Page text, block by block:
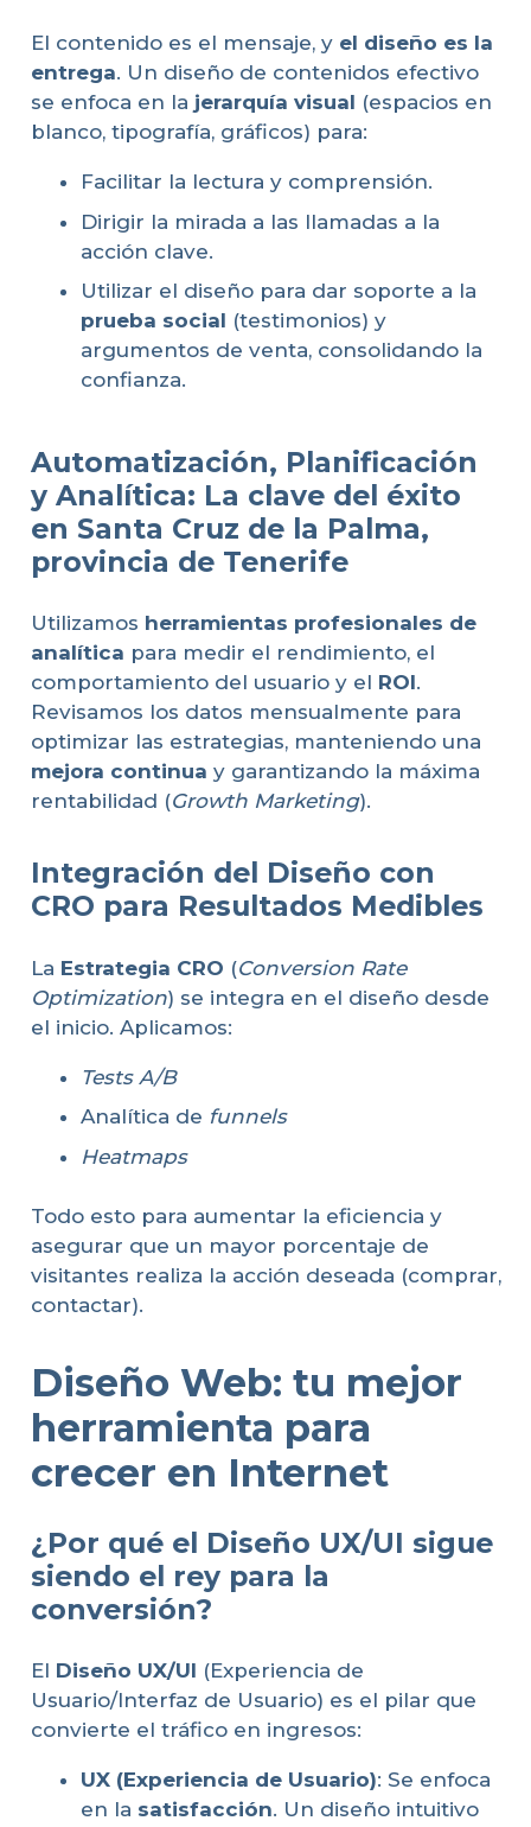
El contenido es el mensaje, y el diseño es la
entrega. Un diseño de contenidos efectivo
se enfoca en la jerarquía visual (espacios en
blanco, tipografía, gráficos) para:
Facilitar la lectura y comprensión.
Dirigir la mirada a las llamadas a la
acción clave.
Utilizar el diseño para dar soporte a la
prueba social (testimonios) y
argumentos de venta, consolidando la
confianza.
Automatización, Planificación
y Analítica: La clave del éxito
en Santa Cruz de la Palma,
provincia de Tenerife
Utilizamos herramientas profesionales de
analítica para medir el rendimiento, el
comportamiento del usuario y el ROI.
Revisamos los datos mensualmente para
optimizar las estrategias, manteniendo una
mejora continua y garantizando la máxima
rentabilidad (Growth Marketing).
Integración del Diseño con
CRO para Resultados Medibles
La Estrategia CRO (Conversion Rate
Optimization) se integra en el diseño desde
el inicio. Aplicamos:
Tests A/B
Analítica de funnels
Heatmaps
Todo esto para aumentar la eficiencia y
asegurar que un mayor porcentaje de
visitantes realiza la acción deseada (comprar,
contactar).
Diseño Web: tu mejor
herramienta para
crecer en Internet
¿Por qué el Diseño UX/UI sigue
siendo el rey para la
conversión?
El Diseño UX/UI (Experiencia de
Usuario/Interfaz de Usuario) es el pilar que
convierte el tráfico en ingresos:
UX (Experiencia de Usuario): Se enfoca
en la satisfacción. Un diseño intuitivo